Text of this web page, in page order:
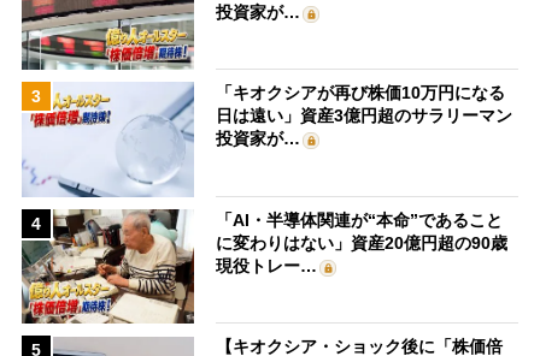
投資家が…
3
「キオクシアが再び株価10万円になる
日は遠い」資産3億円超のサラリーマン
投資家が…
4
「AI・半導体関連が“本命”であること
に変わりはない」資産20億円超の90歳
現役トレー…
5
【キオクシア・ショック後に「株価倍